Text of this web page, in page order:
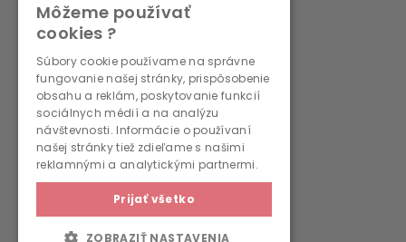
info@noelo.sk
PREVÁDZKOVATEĽ
WMS, s.r.o., r.s.p.
Svätoplukova 5
010 01 Žilina
IČO: 36690236
IČ DPH: SK2022262792
Môžeme používať
cookies ?
Súbory cookie používame na správne
fungovanie našej stránky, prispôsobenie
obsahu a reklám, poskytovanie funkcií
sociálnych médií a na analýzu
návštevnosti. Informácie o používaní
našej stránky tiež zdieľame s našimi
reklamnými a analytickými partnermi.
Prijať všetko
ZOBRAZIŤ NASTAVENIA